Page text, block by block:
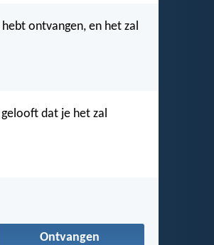
ontvangen, en het zal
dat je het zal
Ontvangen